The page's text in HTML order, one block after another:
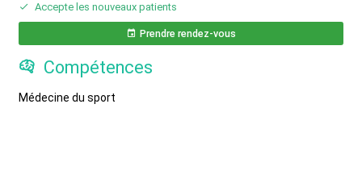
Accepte les nouveaux patients
Prendre rendez-vous
Compétences
Médecine du sport